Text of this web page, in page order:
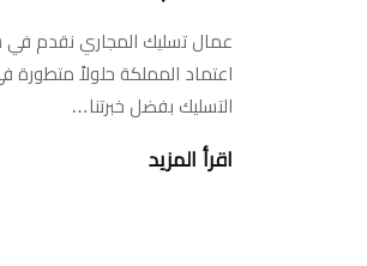
عمال تسليك المجاري نقدم في
اعتماد المملكة حلولاً متطورة
التسليك بفضل خبرتنا…
اقرأ المزيد